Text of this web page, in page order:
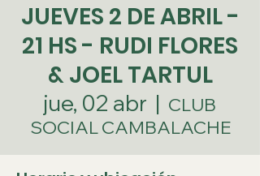
JUEVES 2 DE ABRIL -
21 HS - RUDI FLORES
& JOEL TARTUL
jue, 02 abr
  |
CLUB
SOCIAL CAMBALACHE